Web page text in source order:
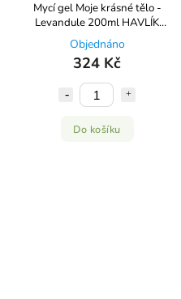
Mycí gel Moje krásné tělo -
Levandule 200ml HAVLÍK
APOTÉKA
Objednáno
324 Kč
Do košíku